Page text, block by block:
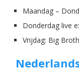
Maandag –
Donderdag live
Vrijdag: Big